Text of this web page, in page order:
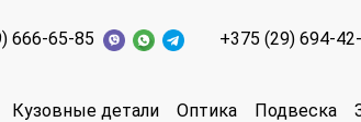
666-65-85 +375 (29) 694-
Кузовные детали Оптика Подвеска